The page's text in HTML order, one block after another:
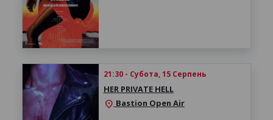
21:30 - Субота, 15 Серпень
HER PRIVATE HELL
location_on Bastion Open Air